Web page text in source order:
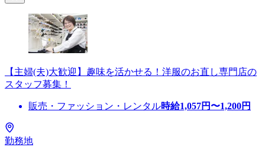
【主婦(夫)大歓迎】趣味を活かせる！洋服のお直し専門店の
スタッフ募集！
販売・ファッション・レンタル時給1,057円〜1,200円
勤務地